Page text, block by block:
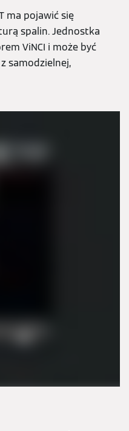
ma pojawić się
spalin. Jednostka
ViNCI i może być
samodzielnej,